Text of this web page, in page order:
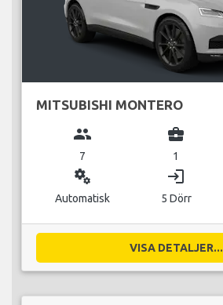
MITSUBISHI MONTERO
group
7
business_center
1
miscellaneous_services
Automatisk
login
5 Dörr
VISA DETALJER...